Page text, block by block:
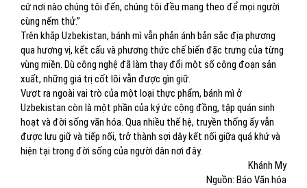
cứ nơi nào chúng tôi đến, chúng tôi đều mang theo để mọi người
cùng nếm thử.”
Trên khắp Uzbekistan, bánh mì vẫn phản ánh bản sắc địa phương
qua hương vị, kết cấu và phương thức chế biến đặc trưng của từng
vùng miền. Dù công nghệ đã làm thay đổi một số công đoạn sản
xuất, những giá trị cốt lõi vẫn được gìn giữ.
Vượt ra ngoài vai trò của một loại thực phẩm, bánh mì ở
Uzbekistan còn là một phần của ký ức cộng đồng, tập quán sinh
hoạt và đời sống văn hóa. Qua nhiều thế hệ, truyền thống ấy vẫn
được lưu giữ và tiếp nối, trở thành sợi dây kết nối giữa quá khứ và
hiện tại trong đời sống của người dân nơi đây.
Khánh My
Nguồn: Báo Văn hóa